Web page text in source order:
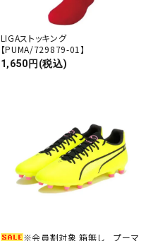
LIGAストッキング
【PUMA/729879-01】
1,650円(税込)
※会員割対象 箱無し プーマ